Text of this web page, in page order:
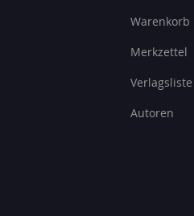
Warenkorb
Merkzettel
Verlagsliste
Autoren